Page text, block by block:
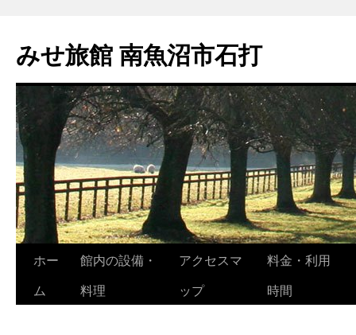
テ
ン
ス
キ
ッ
プ
みせ旅館 南魚沼市石打
ホー
ム
館内の設備・
料理
アクセスマ
ップ
料金・利用
時間